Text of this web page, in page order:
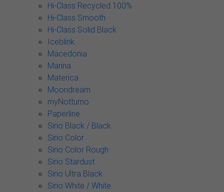
Hi-Class Recycled 100%
Hi-Class Smooth
Hi-Class Solid Black
Iceblink
Macedonia
Marina
Materica
Moondream
myNotturno
Paperline
Sirio Black / Black
Sirio Color
Sirio Color Rough
Sirio Stardust
Sirio Ultra Black
Sirio White / White